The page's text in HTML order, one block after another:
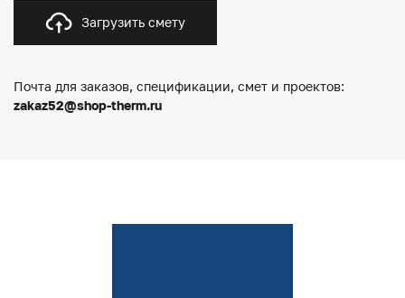
Загрузить смету
Почта для заказов, спецификации, смет и проектов:
zakaz52@shop-therm.ru